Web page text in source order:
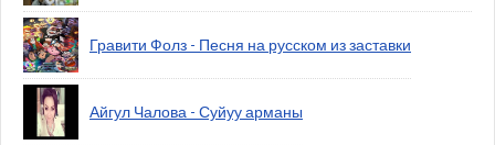
Гравити Фолз - Песня на русском из заставки
Айгул Чалова - Суйуу арманы